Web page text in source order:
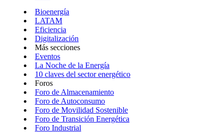
Bioenergía
LATAM
Eficiencia
Digitalización
Más secciones
Eventos
La Noche de la Energía
10 claves del sector energético
Foros
Foro de Almacenamiento
Foro de Autoconsumo
Foro de Movilidad Sostenible
Foro de Transición Energética
Foro Industrial